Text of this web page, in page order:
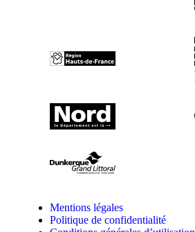
Mentions légales
Politique de confidentialité